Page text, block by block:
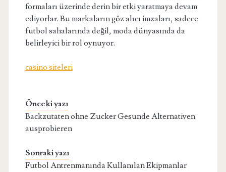
formaları üzerinde derin bir etki yaratmaya devam
ediyorlar. Bu markaların göz alıcı imzaları, sadece
futbol sahalarında değil, moda dünyasında da
belirleyici bir rol oynuyor.
casino siteleri
Önceki yazı
Backzutaten ohne Zucker Gesunde Alternativen
ausprobieren
Sonraki yazı
Futbol Antrenmanında Kullanılan Ekipmanlar